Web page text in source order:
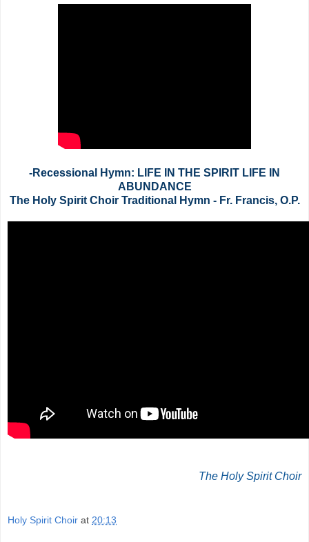
-Recessional Hymn: LIFE IN THE SPIRIT LIFE IN
ABUNDANCE
The Holy Spirit Choir Traditional Hymn - Fr. Francis, O.P.
The Holy Spirit Choir
Holy Spirit Choir at 20:13